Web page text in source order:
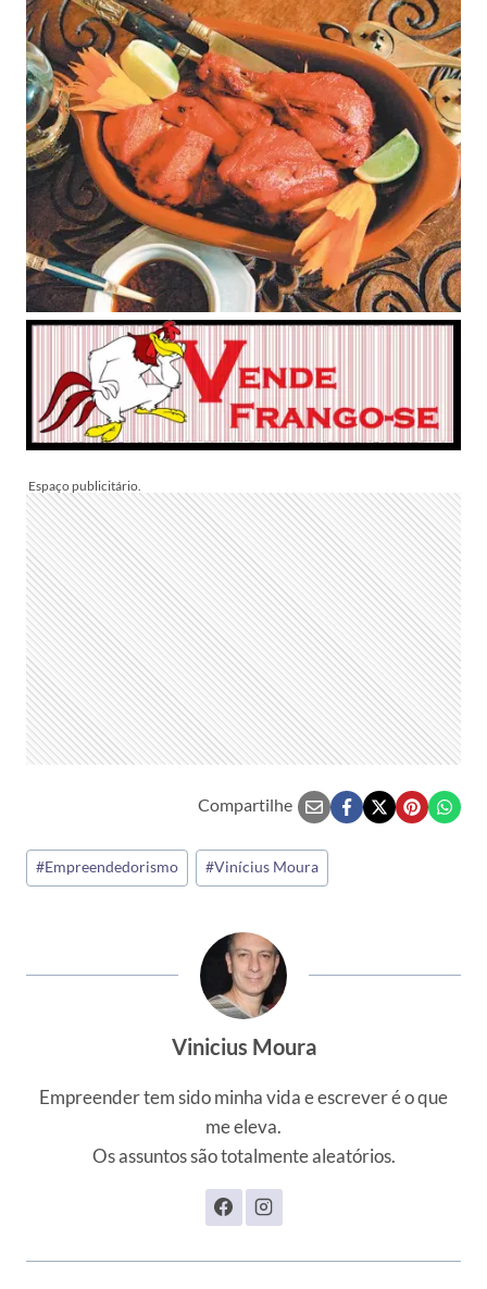
Compartilhe
Tags
do
#Empreendedorismo #Vinícius Moura
Vinicius Moura
Empreender tem sido minha vida e escrever é o que
me eleva.
Os assuntos são totalmente aleatórios.